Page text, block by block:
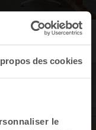
des cookies
le
Agency